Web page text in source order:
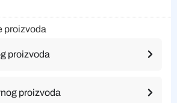
proizvoda
proizvoda
proizvoda